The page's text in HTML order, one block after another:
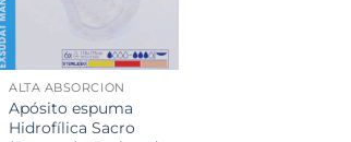
ALTA ABSORCIÓN
Apósito espuma
Hidrofílica Sacro